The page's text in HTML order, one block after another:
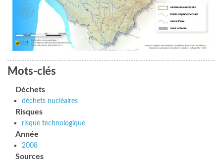
Mots-clés
Déchets
déchets nucléaires
Risques
risque technologique
Année
2008
Sources